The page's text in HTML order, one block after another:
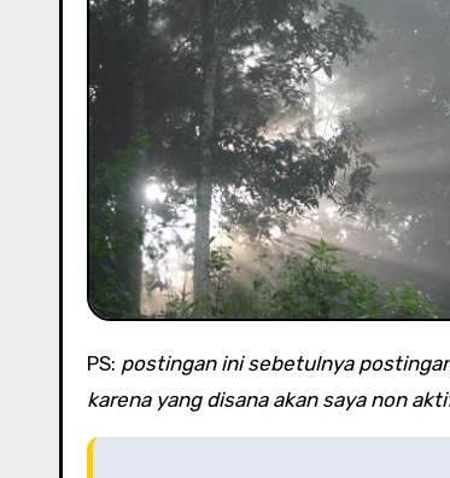
PS: postingan ini sebetulnya
karena yang disana akan saya non